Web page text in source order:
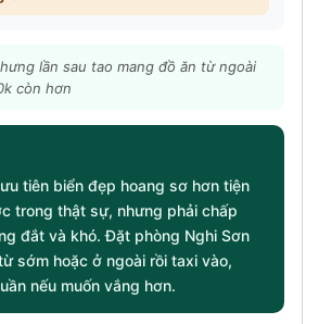
lần sau tao mang đồ ăn từ ngoài
còn hơn
tiên biển đẹp hoang sơ hơn tiện
trong thật sự, nhưng phải chấp
đắt và khó. Đặt phòng Nghi Sơn
sớm hoặc ở ngoài rồi taxi vào,
nếu muốn vắng hơn.